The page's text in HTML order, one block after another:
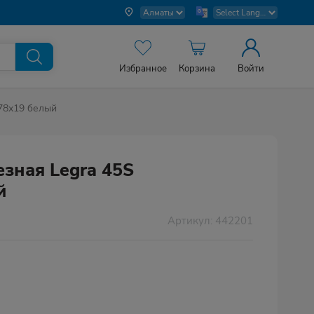
Избранное Корзина Войти
белый
Legra 45S
Артикул: 442201